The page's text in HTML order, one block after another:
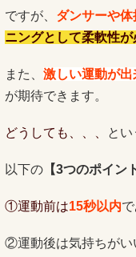
ですが、 ダンサーや
ニングとして柔軟性が
また、 激しい運動が出
が期待できます。
どうしても、、、 とい
以下の 【3つのポイン
①運動前は15秒以内
②運動後は気持ちがい